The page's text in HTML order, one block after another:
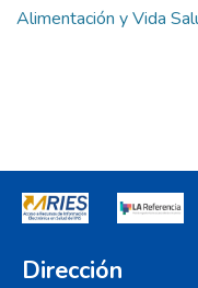
Alimentación y Vida
Dirección